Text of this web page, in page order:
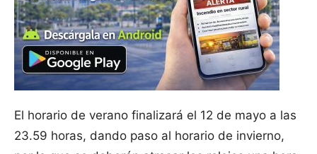
El horario de verano finalizará el 12 de mayo a las
23.59 horas, dando paso al horario de invierno,